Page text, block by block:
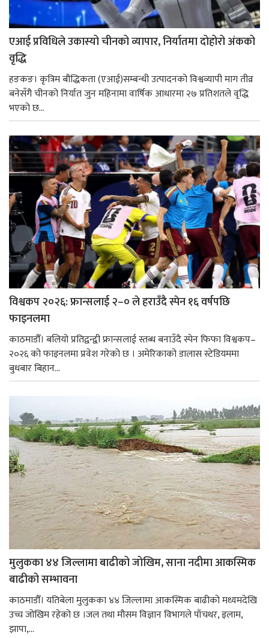
एआई प्रविधिले उकास्यो चीनको व्यापार, निर्यातमा दोहोरो अंकको
वृद्धि
हङकङ। कृत्रिम बौद्धिकता (एआई)सम्बन्धी उत्पादनको विश्वव्यापी माग तीव्र
बनेसँगै चीनको निर्यात जुन महिनामा वार्षिक आधारमा २७ प्रतिशतले वृद्धि
भएको छ...
विश्वकप २०२६: फ्रान्सलाई २–० ले हराउँदै स्पेन १६ वर्षपछि
फाइनलमा
काठमाडौँ। बलियो प्रतिद्वन्द्वी फ्रान्सलाई स्तब्ध बनाउँदै स्पेन फिफा विश्वकप–
२०२६ को फाइनलमा प्रवेश गरेको छ । अमेरिकाको डालास स्टेडियममा
बुधबार बिहान...
मुलुकका ४४ जिल्लामा बाढीको जोखिम, साना नदीमा आकस्मिक
बाढीको सम्भावना
काठमाडौँ। यतिबेला मुलुकका ४४ जिल्लामा आकस्मिक बाढीको मध्यमदेखि
उच्च जोखिम रहेको छ ।जल तथा मौसम विज्ञान विभागले पाँचथर, इलाम,
झापा,...